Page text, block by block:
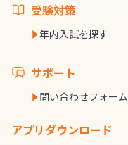
受験対策
年内入試を探す
サポート
問い合わせフォーム
アプリダウンロード